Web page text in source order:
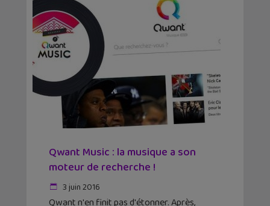
Qwant Music : la musique a son
moteur de recherche !
3 juin 2016
Qwant n'en finit pas d'étonner. Après,